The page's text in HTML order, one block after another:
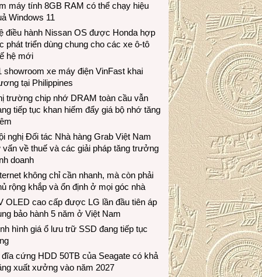
máy tính 8GB RAM có thể chạy hiệu
Windows 11
điều hành Nissan OS được Honda hợp
phát triển dùng chung cho các xe ô-tô
hệ mới
showroom xe máy điện VinFast khai
tại Philippines
trường chip nhớ DRAM toàn cầu vẫn
tiếp tục khan hiếm đẩy giá bộ nhớ tăng
nghị Đối tác Nhà hàng Grab Việt Nam
vấn về thuế và các giải pháp tăng trưởng
doanh
không chỉ cần nhanh, mà còn phải
rộng khắp và ổn định ở mọi góc nhà
OLED cao cấp được LG lần đầu tiên áp
bảo hành 5 năm ở Việt Nam
hình giá ổ lưu trữ SSD đang tiếp tục
cứng HDD 50TB của Seagate có khả
xuất xưởng vào năm 2027